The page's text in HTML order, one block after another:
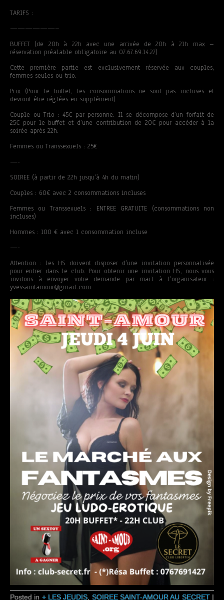
TARIFS :
——————–
BUFFET (de 20h à 22h avec une arrivée de 20h à 21h max –
réservation préalable obligatoire au 07.67.69.14.27)
Cette première partie est exclusivement réservée aux couples,
femmes seules ou trio.
Prix (Pour le buffet, les consommations ne sont pas incluses et
devront être réglées en supplément)
Couple ou Trio : 45€ par personne. Il se décompose d’un forfait de
25€ pour le buffet et d’une contribution de 20€ pour accéder à la
soirée après 22h.
Femmes ou Transsexuels : 25€
—-
SOIREE (à partir de 22h jusqu’à 4h du matin)
Couples : 60€ avec 2 consommations incluses
Femmes ou Transsexuels : ENTREE GRATUITE (consommations non
incluses)
Hommes : 100 € avec 1 consommation incluse
—-
Attention : les HS doivent disposer d’une invitation personnalisée
pour entrer dans le club. Pour obtenir une invitation HS, nous vous
invitons à envoyer votre demande par mail à l’organisateur :
yvessaintamour@gmail.com
Posted in + LES JEUDIS SOIREE SAINT-AMOUR AU SECRET|